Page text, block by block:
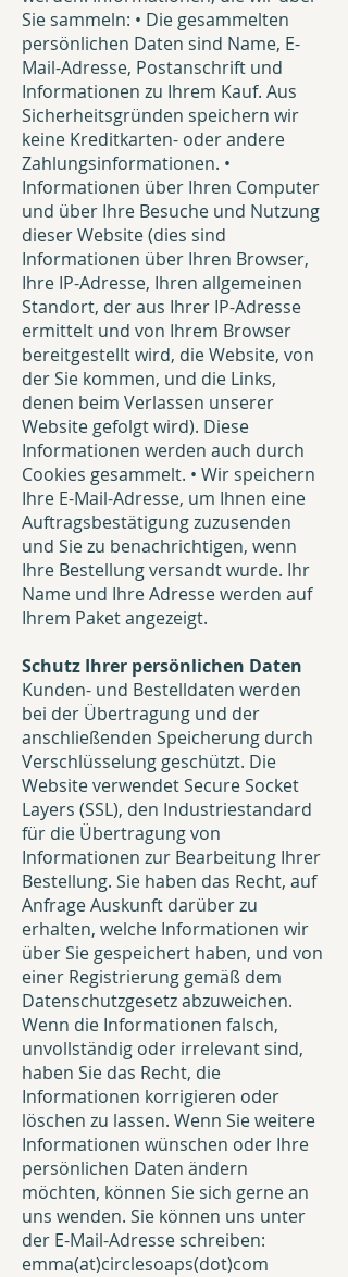
Sie sammeln: • Die gesammelten
persönlichen Daten sind Name, E-
Mail-Adresse, Postanschrift und
Informationen zu Ihrem Kauf. Aus
Sicherheitsgründen speichern wir
keine Kreditkarten- oder andere
Zahlungsinformationen. •
Informationen über Ihren Computer
und über Ihre Besuche und Nutzung
dieser Website (dies sind
Informationen über Ihren Browser,
Ihre IP-Adresse, Ihren allgemeinen
Standort, der aus Ihrer IP-Adresse
ermittelt und von Ihrem Browser
bereitgestellt wird, die Website, von
der Sie kommen, und die Links,
denen beim Verlassen unserer
Website gefolgt wird). Diese
Informationen werden auch durch
Cookies gesammelt. • Wir speichern
Ihre E-Mail-Adresse, um Ihnen eine
Auftragsbestätigung zuzusenden
und Sie zu benachrichtigen, wenn
Ihre Bestellung versandt wurde. Ihr
Name und Ihre Adresse werden auf
Ihrem Paket angezeigt.
Schutz Ihrer persönlichen Daten
Kunden- und Bestelldaten werden
bei der Übertragung und der
anschließenden Speicherung durch
Verschlüsselung geschützt. Die
Website verwendet Secure Socket
Layers (SSL), den Industriestandard
für die Übertragung von
Informationen zur Bearbeitung Ihrer
Bestellung. Sie haben das Recht, auf
Anfrage Auskunft darüber zu
erhalten, welche Informationen wir
über Sie gespeichert haben, und von
einer Registrierung gemäß dem
Datenschutzgesetz abzuweichen.
Wenn die Informationen falsch,
unvollständig oder irrelevant sind,
haben Sie das Recht, die
Informationen korrigieren oder
löschen zu lassen. Wenn Sie weitere
Informationen wünschen oder Ihre
persönlichen Daten ändern
möchten, können Sie sich gerne an
uns wenden. Sie können uns unter
der E-Mail-Adresse schreiben:
emma(at)circlesoaps(dot)com